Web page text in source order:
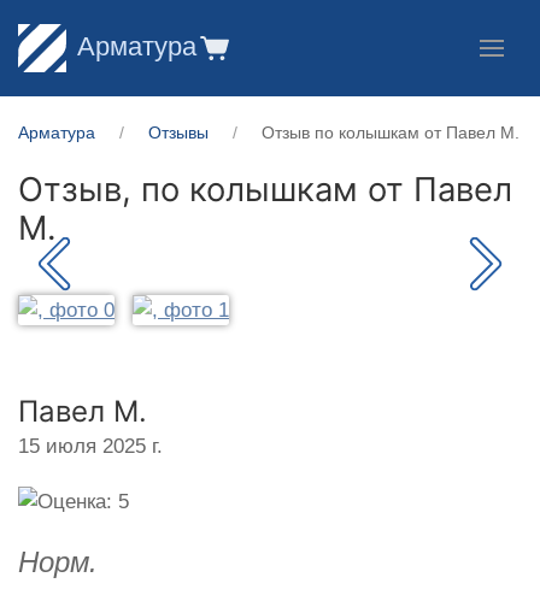
Арматура
Арматура Отзывы Отзыв по колышкам от Павел М.
Отзыв, по колышкам от Павел
М.
Павел М.
15 июля 2025 г.
Норм.